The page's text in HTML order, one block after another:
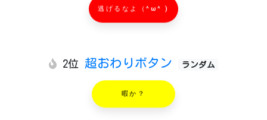
逃げるなよ（^ω^ )
2位 超おわりボタン ランダム
暇か？